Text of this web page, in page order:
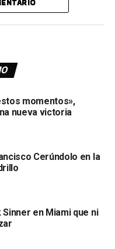
momentos»,
nueva victoria
Cerúndolo en la
en Miami que ni